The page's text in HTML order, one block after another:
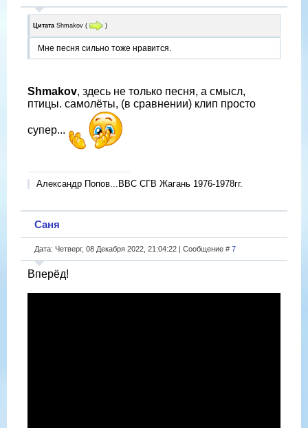
Цитата Shmakov ( )
Мне песня сильно тоже нравится.
Shmakov, здесь не только песня, а смысл,
птицы. самолёты, (в сравнении) клип просто
супер...
Александр Попов...ВВС СГВ Жагань 1976-1978гг.
Саня
Дата: Четверг, 08 Декабря 2022, 21:04:22 | Сообщение # 7
Вперёд!